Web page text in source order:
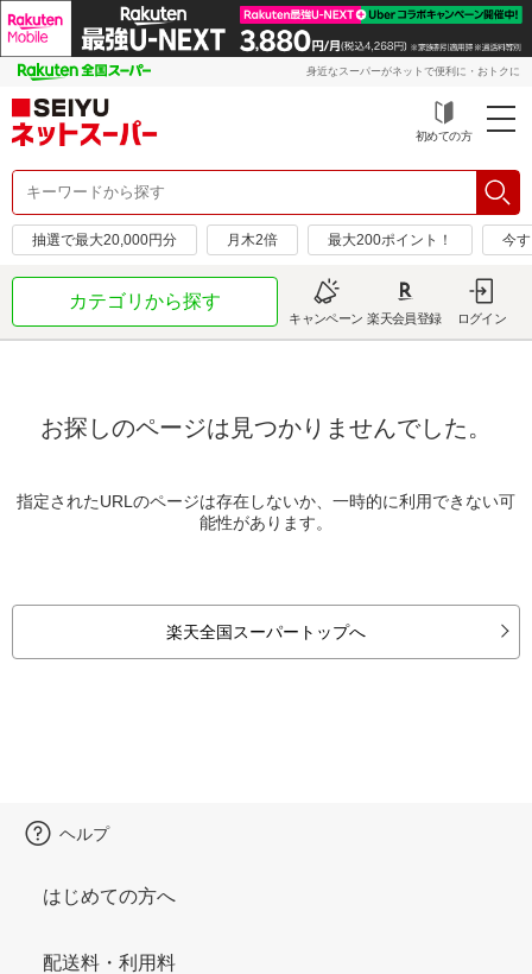
身近なスーパーがネットで便利に・おトクに
初めての方
抽選で最大20,000円分 月木2倍 最大200ポイント！ 今
カテゴリから探す
キャンペーン 楽天会員登録 ログイン
お探しのページは見つかりませんでした。
指定されたURLのページは存在しないか、一時的に利用できない可
能性があります。
楽天全国スーパートップへ
ヘルプ
はじめての方へ
配送料・利用料